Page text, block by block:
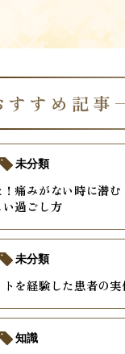
すすめ記事
痛みがない時に潜む
過ごし方
未分類
トを経験した患者の
未分類
知識